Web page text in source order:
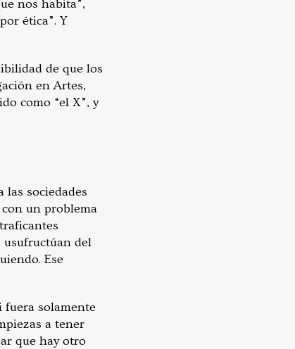
nos habita”,
ética”. Y
de que los
en Artes,
como “el X”, y
las sociedades
un problema
usufructúan del
Ese
fuera solamente
a tener
que hay otro